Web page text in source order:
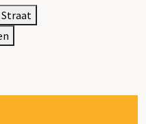
Straat